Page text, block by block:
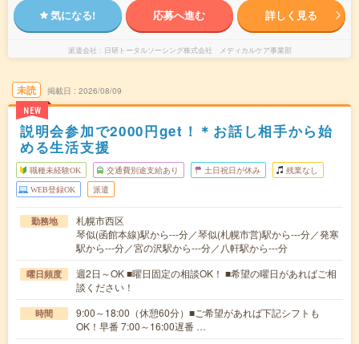
気になる! 応募へ進む 詳しく見る
派遣会社 日研トータルソーシング株式会社 メディカルケア事業部
未読
NEW
掲載日 2026/08/09
説明会参加で2000円get！＊お話し相手から始
める生活支援
職種未経験OK 交通費別途支給あり 土日祝日が休み 残業なし
WEB登録OK 派遣
勤務地
札幌市西区
琴似(函館本線)駅から---分／琴似(札幌市営)駅から---分／発寒
駅から---分／宮の沢駅から---分／八軒駅から---分
曜日頻度
週2日～OK ■曜日固定の相談OK！ ■希望の曜日があればご相
談ください！
時間
9:00～18:00（休憩60分）■ご希望があれば下記シフトも
OK！早番 7:00～16:00遅番 …